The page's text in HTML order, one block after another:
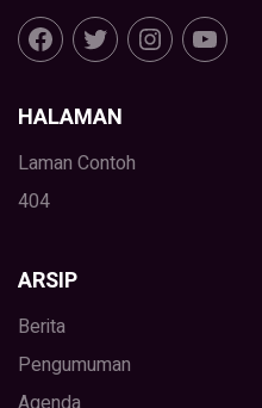
HALAMAN
Laman Contoh
404
ARSIP
Berita
Pengumuman